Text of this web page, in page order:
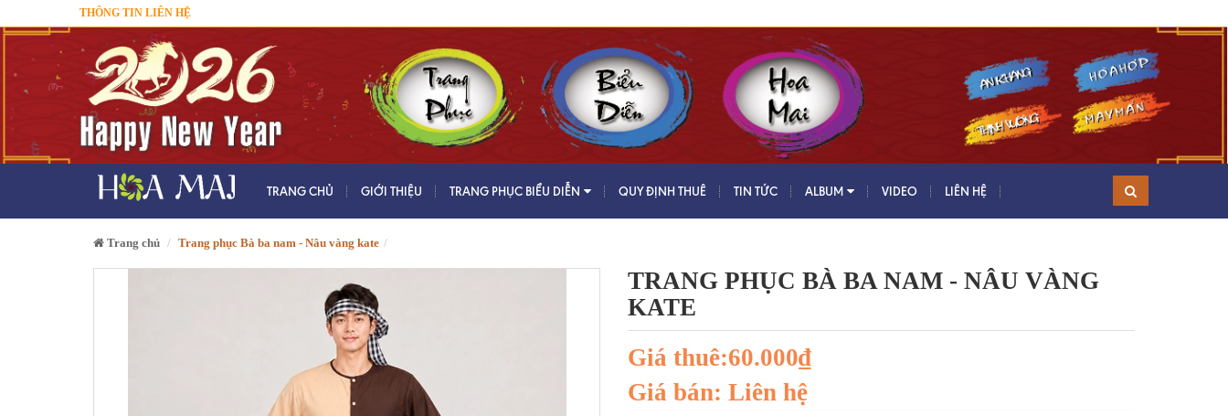
THÔNG TIN LIÊN HỆ
TRANG CHỦ GIỚI THIỆU TRANG PHỤC BIỂU DIỄN QUY ĐỊNH THUÊ TIN TỨC ALBUM VIDEO LIÊN HỆ
Trang chủ Trang phục Bà ba nam - Nâu vàng kate
TRANG PHỤC BÀ BA NAM - NÂU VÀNG
KATE
Giá thuê:60.000₫
Giá bán: Liên hệ